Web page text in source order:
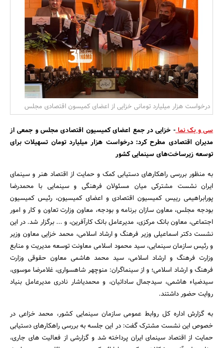
بانک، بیمه و سرمایه
مسکن و ساختمان
درخواست هزار میلیارد تومانی خزایی از اعضای کمیسون اقتصادی مجلس
سی و یک نما- خزایی در جمع اعضای کمیسیون اقتصادی مجلس و جمعی از
مدیران اقتصادی مطرح کرد: درخواست هزار میلیارد تومان تسهیلات برای
توسعه زیرساخت‌های سینمایی کشور
به منظور بررسی راهکارهای دستیابی کمک و حمایت از اقتصاد هنر و سینمای
ایران نشست مشترکی میان مسئولان فرهنگی و سینمایی با محمدرضا
پورابراهیمی رییس کمیسیون اقتصادی و اعضای کمیسیون، رئیس کمیسیون
بودجه مجلس، معاون سازان برنامه و بودجه، معاون وزارت تعاون و کار و امور
اجتماعی، معاون بانک مرکزی، مدیرعامل بانک کارآفرین، و ... برگزار شد. در این
نشست دکتر اسماعیلی وزیر فرهنگ و ارشاد اسلامی، محمد خزایی معاون وزیر
و رئیس سازمان سینمایی، سید محمود اسلامی معاونت توسعه مدیریت و منابع
وزارت فرهنگ و ارشاد اسلامی، سید محمد هاشمی معاون حقوقی وزارت
فرهنگ و ارشاد اسلامی؛ و از سینماگران: منوچهر شاهسواری، غلامرضا موسوی،
سیدضیاء هاشمی، سیدجمال ساداتیان، و محمدیاشار نادری مدیرعامل بنیاد
روایت حضور داشتند.
به گزارش اداره کل روابط عمومی سازمان سینمایی کشور، محمد خزاعی در
خصوص این نشست مشترک گفت: در این جلسه به بررسی راهکارهای دستیابی
حمایت از اقتصاد سینمای ایران پرداخته شد و گزارشی از فعالیت های جاری،